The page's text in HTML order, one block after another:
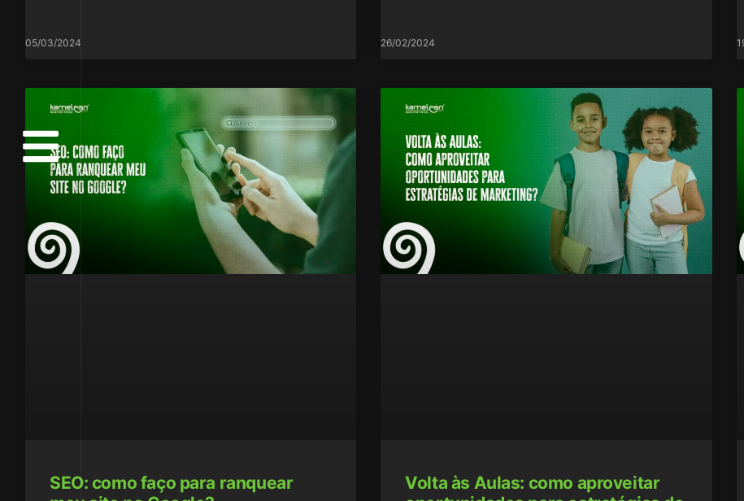
05/03/2024 26/02/2024
SEO: como faço para ranquear
Volta às Aulas: como aproveitar